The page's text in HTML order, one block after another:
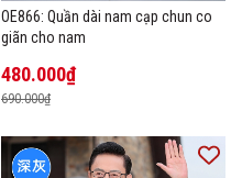
OE866: Quần dài nam cạp chun co
giãn cho nam
480.000₫
690.000₫